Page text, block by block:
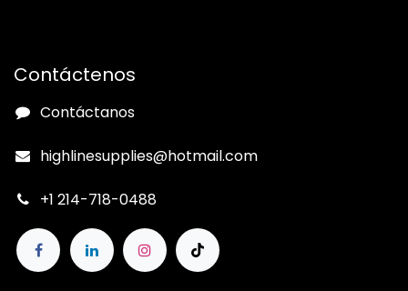
Contáctenos
Contáctanos
highlinesupplies@hotmail.com
+1 214-718-0488